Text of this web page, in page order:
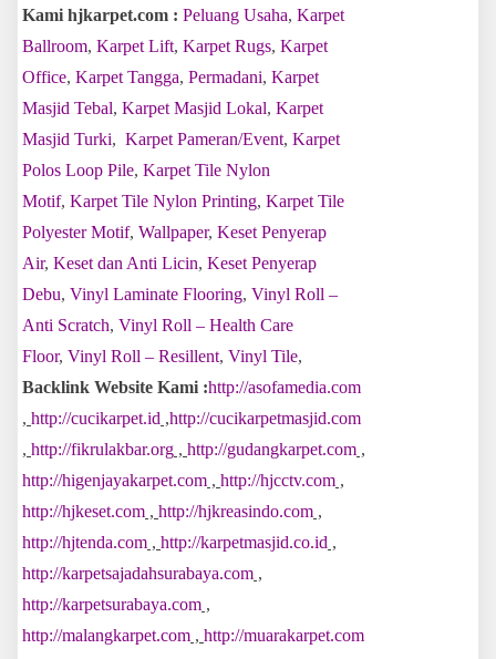
Kami hjkarpet.com : Peluang Usaha, Karpet
Ballroom, Karpet Lift, Karpet Rugs, Karpet
Office, Karpet Tangga, Permadani, Karpet
Masjid Tebal, Karpet Masjid Lokal, Karpet
Masjid Turki, Karpet Pameran/Event, Karpet
Polos Loop Pile, Karpet Tile Nylon
Motif, Karpet Tile Nylon Printing, Karpet Tile
Polyester Motif, Wallpaper, Keset Penyerap
Air, Keset dan Anti Licin, Keset Penyerap
Debu, Vinyl Laminate Flooring, Vinyl Roll –
Anti Scratch, Vinyl Roll – Health Care
Floor, Vinyl Roll – Resillent, Vinyl Tile,
Backlink Website Kami :http://asofamedia.com
, http://cucikarpet.id ,http://cucikarpetmasjid.com
, http://fikrulakbar.org , http://gudangkarpet.com ,
http://higenjayakarpet.com , http://hjcctv.com ,
http://hjkeset.com , http://hjkreasindo.com ,
http://hjtenda.com , http://karpetmasjid.co.id ,
http://karpetsajadahsurabaya.com ,
http://karpetsurabaya.com ,
http://malangkarpet.com , http://muarakarpet.com